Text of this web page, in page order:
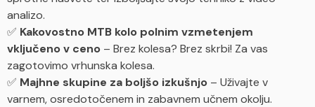
analizo.
✅ Kakovostno MTB kolo polnim vzmetenjem
vključeno v ceno – Brez kolesa? Brez skrbi! Za vas
zagotovimo vrhunska kolesa.
✅ Majhne skupine za boljšo izkušnjo – Uživajte v
varnem, osredotočenem in zabavnem učnem okolju.